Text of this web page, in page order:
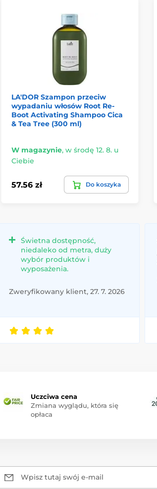
LA'DOR Szampon przeciw
wypadaniu włosów Root Re-
Boot Activating Shampoo Cica
& Tea Tree (300 ml)
W magazynie, w środę 12. 8. u
Ciebie
57.56 zł Do koszyka
Świetna dostępność,
niedaleko od metra, duży
wybór produktów i
wyposażenia.
Zweryfikowany klient, 27. 7. 2026
Uczciwa cena
Zmiana wyglądu, która się
opłaca
Wpisz tutaj swój e-mail